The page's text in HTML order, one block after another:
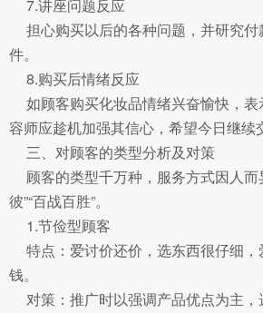
7.讲座问题反应
担心购买以后的各种问题，并研究
件。
8.购买后情绪反应
如顾客购买化妆品情绪兴奋愉快，
容师应趁机加强其信心，希望今日继续
三、对顾客的类型分析及对策
顾客的类型千万种，服务方式因人而
彼”“百战百胜”。
1.节俭型顾客
特点：爱讨价还价，选东西很仔细
钱。
对策：推广时以强调产品优点为主